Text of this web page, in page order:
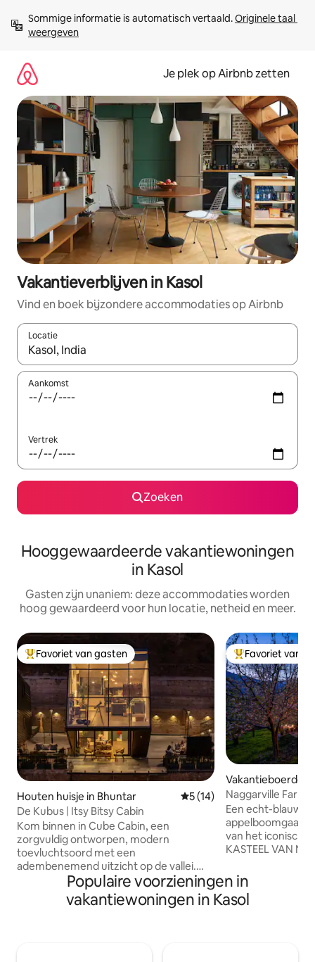
direct
naar
Sommige informatie is automatisch vertaald. Originele taal
weergeven
Je plek op Airbnb zetten
Vakantieverblijven in Kasol
Vind en boek bijzondere accommodaties op Airbnb
Locatie
Wanneer er resultaten beschikbaar zijn, maak je een keuze
Aankomst
Vertrek
Zoeken
Hooggewaardeerde vakantiewoningen
in Kasol
Gasten zijn unaniem: deze accommodaties worden
hoog gewaardeerd voor hun locatie, netheid en meer.
Topfavoriet van gasten
Favoriet van gasten
Houten huisje in Bhuntar Gemiddelde beoordeling
5 (14)
De Kubus | Itsy Bitsy Cabin
Kom binnen in Cube Cabin, een
zorgvuldig ontworpen, modern
toevluchtsoord met een
adembenemend uitzicht op de vallei.
Het houten huisje heeft een prachtige
kitchenette, een gezellige eethoek en
een mooie privéterras om buiten te
Topfavoriet van
Favoriet van
Naggarville
Eerste verdieping
Een echt-blauwe
van het
KASTEEL VAN
Het is een
maar uitgerust
gemakken -
Populaire voorzieningen in
vakantiewoningen in Kasol